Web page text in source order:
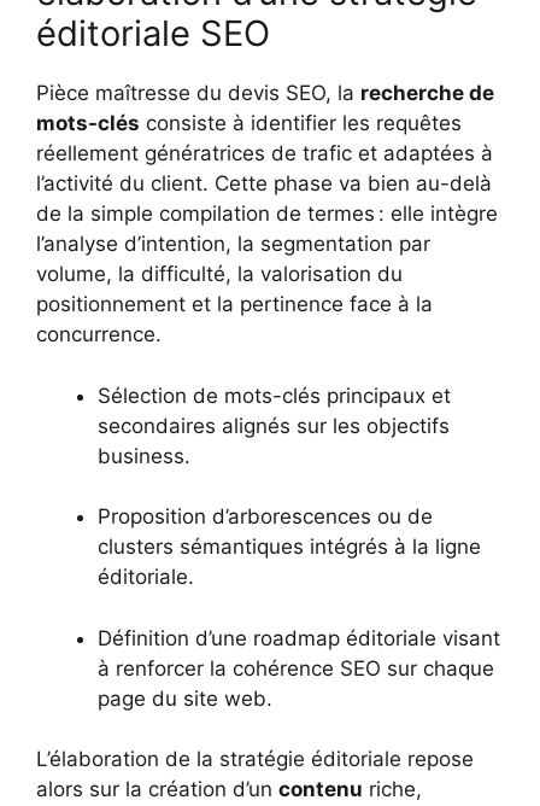
éditoriale SEO
Pièce maîtresse du devis SEO, la recherche de
mots-clés consiste à identifier les requêtes
réellement génératrices de trafic et adaptées à
l’activité du client. Cette phase va bien au-delà
de la simple compilation de termes : elle intègre
l’analyse d’intention, la segmentation par
volume, la difficulté, la valorisation du
positionnement et la pertinence face à la
concurrence.
Sélection de mots-clés principaux et
secondaires alignés sur les objectifs
business.
Proposition d’arborescences ou de
clusters sémantiques intégrés à la ligne
éditoriale.
Définition d’une roadmap éditoriale visant
à renforcer la cohérence SEO sur chaque
page du site web.
L’élaboration de la stratégie éditoriale repose
alors sur la création d’un contenu riche,